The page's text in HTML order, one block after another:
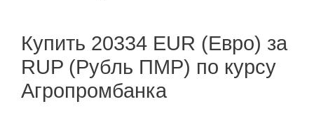
Купить 20334 EUR (Евро) за
RUP (Рубль ПМР) по курсу
Агропромбанка